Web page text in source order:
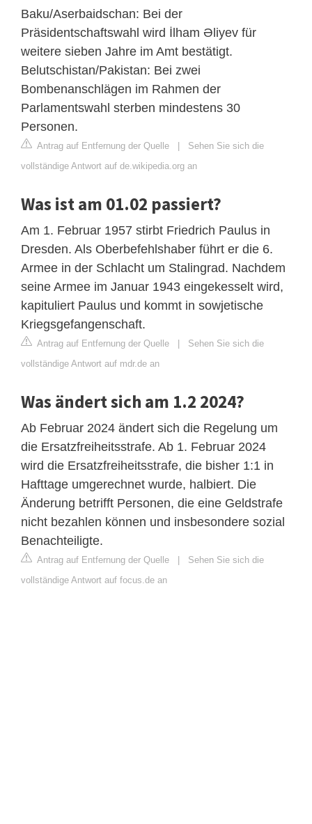
Baku/Aserbaidschan: Bei der
Präsidentschaftswahl wird İlham Əliyev für
weitere sieben Jahre im Amt bestätigt.
Belutschistan/Pakistan: Bei zwei
Bombenanschlägen im Rahmen der
Parlamentswahl sterben mindestens 30
Personen.
Antrag auf Entfernung der Quelle | Sehen Sie sich die
vollständige Antwort auf de.wikipedia.org an
Was ist am 01.02 passiert?
Am 1. Februar 1957 stirbt Friedrich Paulus in
Dresden. Als Oberbefehlshaber führt er die 6.
Armee in der Schlacht um Stalingrad. Nachdem
seine Armee im Januar 1943 eingekesselt wird,
kapituliert Paulus und kommt in sowjetische
Kriegsgefangenschaft.
Antrag auf Entfernung der Quelle | Sehen Sie sich die
vollständige Antwort auf mdr.de an
Was ändert sich am 1.2 2024?
Ab Februar 2024 ändert sich die Regelung um
die Ersatzfreiheitsstrafe. Ab 1. Februar 2024
wird die Ersatzfreiheitsstrafe, die bisher 1:1 in
Hafttage umgerechnet wurde, halbiert. Die
Änderung betrifft Personen, die eine Geldstrafe
nicht bezahlen können und insbesondere sozial
Benachteiligte.
Antrag auf Entfernung der Quelle | Sehen Sie sich die
vollständige Antwort auf focus.de an